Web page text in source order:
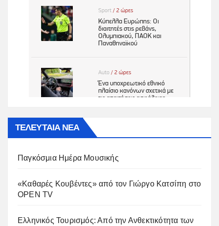
ΤΕΛΕΥΤΑΙΑ ΝΕΑ
Παγκόσμια Ημέρα Μουσικής
«Καθαρές Κουβέντες» από τον Γιώργο Κατσίπη στο
OPEN TV
Ελληνικός Τουρισμός: Από την Ανθεκτικότητα των